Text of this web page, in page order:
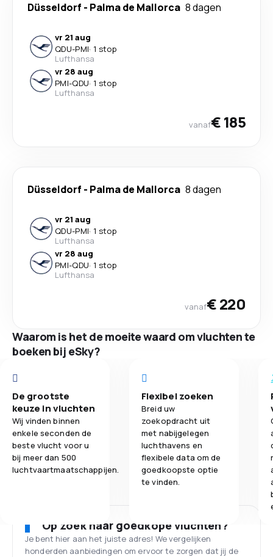
Düsseldorf - Palma de Mallorca 8 dagen
vr 21 aug
QDU-PMI· 1 stop
Lufthansa
vr 28 aug
PMI-QDU· 1 stop
Lufthansa
vanaf€ 185
Düsseldorf - Palma de Mallorca 8 dagen
vr 21 aug
QDU-PMI· 1 stop
Lufthansa
vr 28 aug
PMI-QDU· 1 stop
Lufthansa
vanaf€ 220
Waarom is het de moeite waard om vluchten te
boeken bij eSky?
De grootste
keuze in vluchten
Wij vinden binnen
enkele seconden de
beste vlucht voor u
bij meer dan 500
luchtvaartmaatschappijen.
Flexibel zoeken
Breid uw
zoekopdracht uit
met nabijgelegen
luchthavens en
flexibele data om de
goedkoopste optie
te vinden.
Op zoek naar goedkope vluchten?
Je bent hier aan het juiste adres! We vergelijken
honderden aanbiedingen om ervoor te zorgen dat jij de